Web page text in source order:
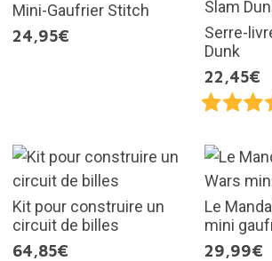
Mini-Gaufrier Stitch
24,95€
Serre-
Dunk
22,45€
Kit pour construire un
circuit de billes
64,85€
Le
mini
29,99€